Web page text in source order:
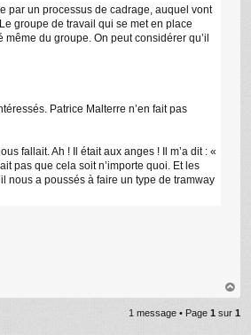
par un processus de cadrage, auquel vont
groupe de travail qui se met en place
du groupe. On peut considérer qu’il
Patrice Malterre n’en fait pas
fallait. Ah ! Il était aux anges ! Il m’a dit : «
pas que cela soit n’importe quoi. Et les
nous a poussés à faire un type de tramway
au
t
1 message • Page 1 sur 1